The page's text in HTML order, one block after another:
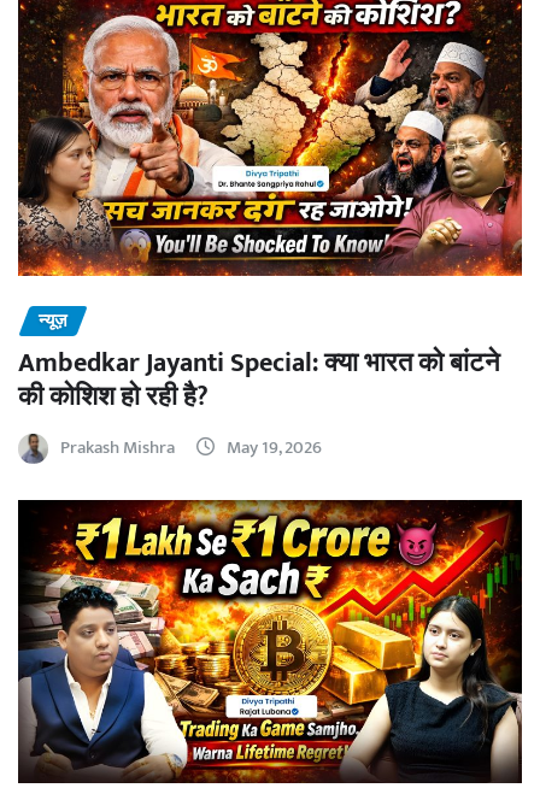
न्यूज़
Ambedkar Jayanti Special: क्या भारत को बांटने
की कोशिश हो रही है?
Prakash Mishra May 19, 2026